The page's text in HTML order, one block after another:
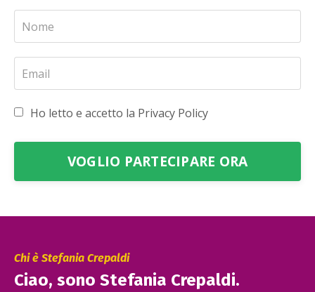
Ho letto e accetto la Privacy Policy
VOGLIO PARTECIPARE ORA
Chi è Stefania Crepaldi
Ciao, sono Stefania Crepaldi.